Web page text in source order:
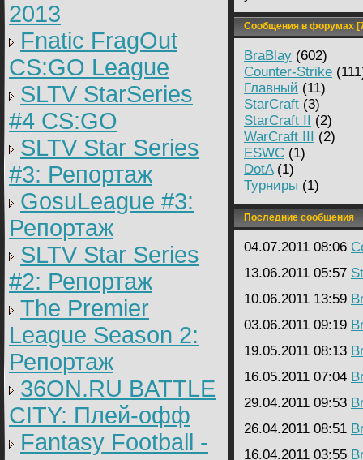
2013
Fnatic FragOut
CS:GO League
SLTV StarSeries
#4 CS:GO
SLTV Star Series
#3: Репортаж
GosuLeague #3:
Репортаж
SLTV Star Series
#2: Репортаж
The Premier
League Season 2:
Репортаж
36ON.RU BATTLE
CITY: Плей-офф
Fantasy Football -
Сообщения в форумах
BraBlay (602)
Counter-Strike
Главный (11)
StarCraft (3)
StarCraft II (2)
WarCraft III (2)
ESWC (1)
DotA(1)
Турниры (1)
Последние сообщения
04.07.2011 08:06
13.06.2011 05:57
10.06.2011 13:59
03.06.2011 09:19
19.05.2011 08:13
16.05.2011 07:04
29.04.2011 09:53
26.04.2011 08:51
16.04.2011 03:55